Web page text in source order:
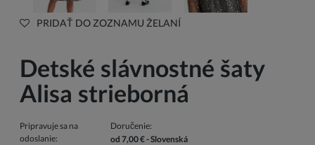
PRIDAŤ DO ZOZNAMU ŽELANÍ
Detské slávnostné šaty
Alisa strieborná
Pripravuje sa na
odoslanie:
Doručenie:
od 7,00 €- Slovenská